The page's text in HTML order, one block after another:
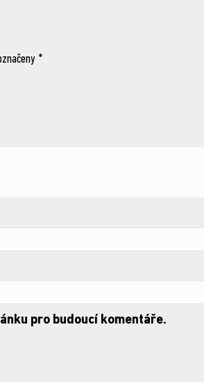
*
pro budoucí komentáře.